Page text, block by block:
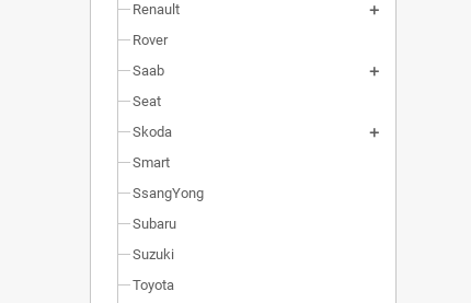
Renault
Rover
Saab
Seat
Skoda
Smart
SsangYong
Subaru
Suzuki
Toyota